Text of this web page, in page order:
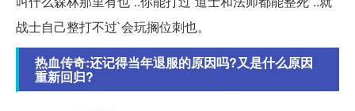
战士自己整打不过`会玩搁位刺也。
热血传奇:还记得当年退服的原因吗?又是什么原因
重新回归?